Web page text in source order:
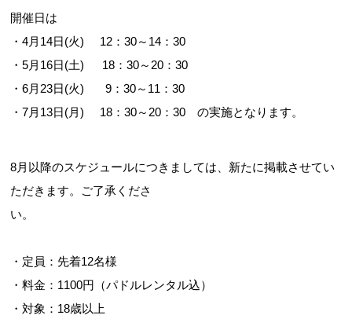
お問合せフォーム
枚方市施設予約システム
文字サイズ 標準
開催日は
・4月14日(火) 12：30～14：30
・5月16日(土) 18：30～20：30
・6月23日(火) 9：30～11：30
・7月13日(月) 18：30～20：30 の実施となります。
8月以降のスケジュールにつきましては、新たに掲載させてい
ただきます。ご了承くださ
い。
・定員：先着12名様
・料金：1100円（パドルレンタル込）
・対象：18歳以上